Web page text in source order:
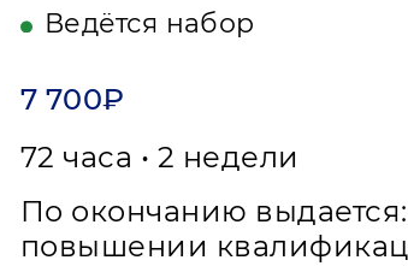
Ведётся набор
7 700₽
72 часа • 2 недели
По окончанию
повышении